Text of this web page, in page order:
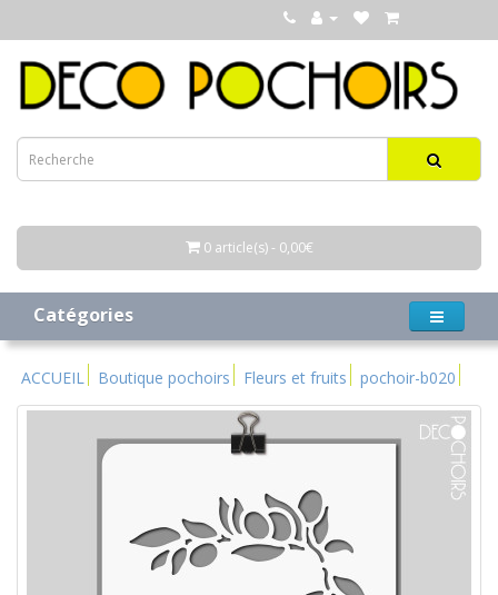
0 article(s) - 0,00€
Catégories
ACCUEIL Boutique pochoirs Fleurs et fruits pochoir-b020